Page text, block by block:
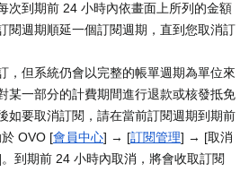
次到期前 24 小時內依畫面上所列的金額
閱週期順延一個訂閱週期，直到您取消訂
，但系統仍會以完整的帳單週期為單位來
某一部分的計費期間進行退款或核發抵免
如要取消訂閱，請在當前訂閱週期到期前
OVO [會員中心] → [訂閱管理] → [取消
到期前 24 小時內取消，將會收取訂閱